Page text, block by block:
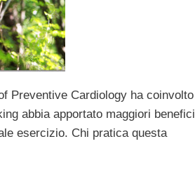
Preventive Cardiology ha coinvolto
abbia apportato maggiori benefici
esercizio. Chi pratica questa